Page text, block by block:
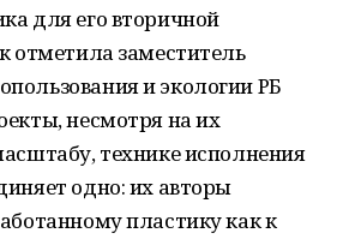
для его вторичной
отметила заместитель
и экологии РБ
несмотря на их
технике исполнения
одно: их авторы
пластику как к